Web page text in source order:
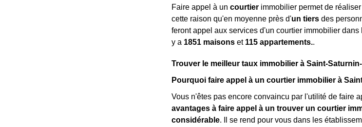
Faire appel à un courtier immobilier permet de
cette raison qu'en moyenne près d'un tiers des
feront appel aux services d'un courtier immobilier
y a 1851 maisons et 115 appartements..
Trouver le meilleur taux immobilier à Saint-
Pourquoi faire appel à un courtier immobilier à
Vous n'êtes pas encore convaincu par l'utilité de faire
avantages à faire appel à un trouver un courtier
considérable. Il se rend pour vous dans les